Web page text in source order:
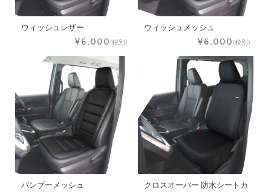
ウィッシュレザー
¥6,000(税別)
ウィッシュメッシュ
¥6,000(税別)
バンブーメッシュ
クロスオーバー 防水シートカ